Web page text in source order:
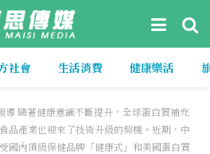
社會 生活消費 健康樂活
導 隨著健康意識不斷提升，全球蛋白質補充
品產業也迎來了技術升級的契機。近期，中
國內頂級保健品牌「健康式」和美國蛋白質